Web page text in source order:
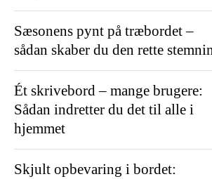
Sæsonens pynt på træbordet –
sådan skaber du den rette
Ét skrivebord – mange brugere:
Sådan indretter du det til alle i
hjemmet
Skjult opbevaring i bordet: